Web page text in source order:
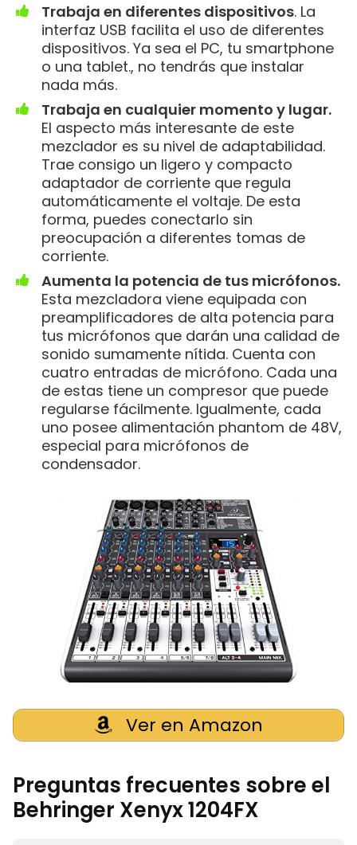
Trabaja en diferentes dispositivos. La
interfaz USB facilita el uso de diferentes
dispositivos. Ya sea el PC, tu smartphone
o una tablet., no tendrás que instalar
nada más.
Trabaja en cualquier momento y lugar.
El aspecto más interesante de este
mezclador es su nivel de adaptabilidad.
Trae consigo un ligero y compacto
adaptador de corriente que regula
automáticamente el voltaje. De esta
forma, puedes conectarlo sin
preocupación a diferentes tomas de
corriente.
Aumenta la potencia de tus micrófonos.
Esta mezcladora viene equipada con
preamplificadores de alta potencia para
tus micrófonos que darán una calidad de
sonido sumamente nítida. Cuenta con
cuatro entradas de micrófono. Cada una
de estas tiene un compresor que puede
regularse fácilmente. Igualmente, cada
uno posee alimentación phantom de 48V,
especial para micrófonos de
condensador.
Ver en Amazon
Preguntas frecuentes sobre el
Behringer Xenyx 1204FX